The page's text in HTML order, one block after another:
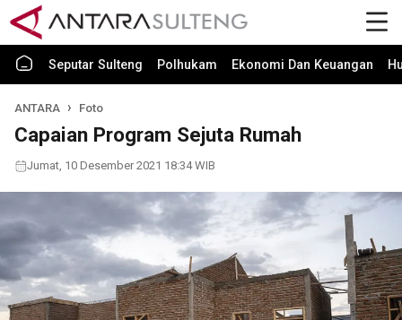
Seputar Sulteng Polhukam Ekonomi Dan Keuangan
ANTARA Foto
Capaian Program Sejuta Rumah
Jumat, 10 Desember 2021 18:34 WIB